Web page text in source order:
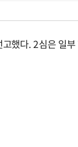
했다. 2심은 일